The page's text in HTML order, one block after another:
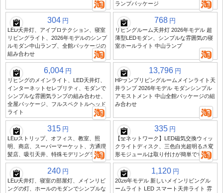
ランプパッケージ
304 円
LED天井灯、アイプロテクション、寝室
リビングライト、2026年モデルのシンプ
ルモダン中山ランプ、全館パッケージの
組み合わせ
768 円
リビングルーム天井灯 2026年モデル 超
薄型LEDモダン、シンプルな雰囲気の寝
室ホールライト 中山ランプ
6,004 円
リビングのメインライト、LED天井灯、
インターネットセレブリティ、モダンで
シンプルな雰囲気ランプの組み合わせ、
全屋パッケージ、フルスペクトルヘッド
ライト
13,796 円
HPランプリビングルームメインライト天
井ランプ 2026年モデル モダンシンプル
アモストメント 中山全館パッケージの組
み合わせ
315 円
LEDストリップ、オフィス、教室、照
明、商店、スーパーマーケット、方通理
髪店、吸引天井、特殊モデリングライト
335 円
【全ネットワーク】LED磁気交換ウィッ
クライトディスク、三色白光超明るさ変
形モジュールは取り付けが簡単です
240 円
LED天井灯、寝室の部屋灯、メインリビ
ングの灯、ホールのモダンでシンプルな
1,120 円
2026年モデル 新しいメインリビングル
ームライト LED スマート天井ライト 雰